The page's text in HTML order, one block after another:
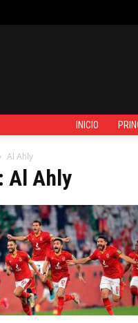
INICIO
Al Ahly
Al Ahly